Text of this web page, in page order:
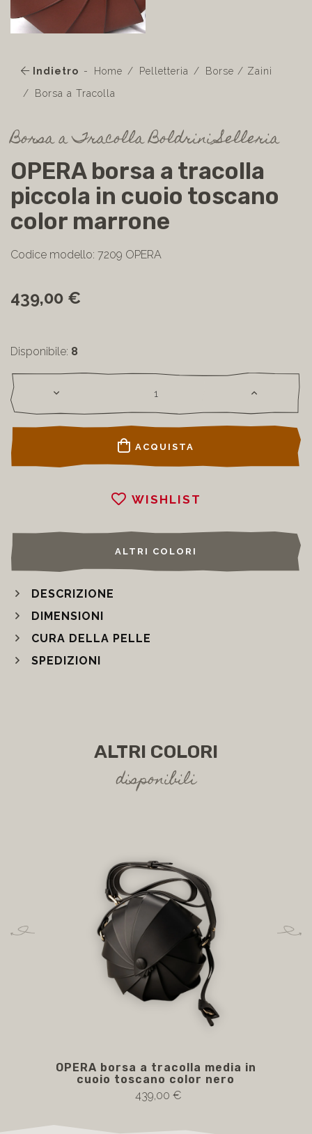
Indietro Home Pelletteria
Borse / Zaini
Borsa a Tracolla
Borsa a Tracolla Boldrini Selleria
OPERA borsa a tracolla
piccola in cuoio toscano
color marrone
Codice modello: 7209 OPERA
439,00 €
Disponibile: 8
ACQUISTA
WISHLIST
ALTRI COLORI
DESCRIZIONE
DIMENSIONI
CURA DELLA PELLE
SPEDIZIONI
ALTRI COLORI
disponibili
OPERA borsa a tracolla media in
cuoio toscano color nero
439,00 €